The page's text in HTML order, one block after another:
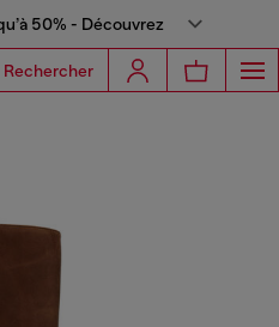
50% - Découvrez
Rechercher